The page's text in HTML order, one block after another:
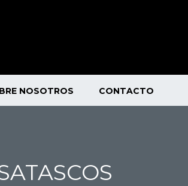
NOSOTROS CONTACTO